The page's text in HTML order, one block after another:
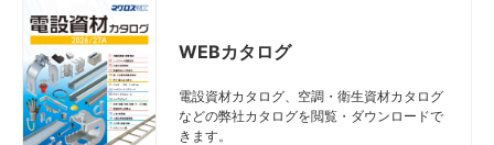
WEBカタログ
電設資材カタログ、空調・衛生資材カタログ
などの弊社カタログを閲覧・ダウンロードで
きます。